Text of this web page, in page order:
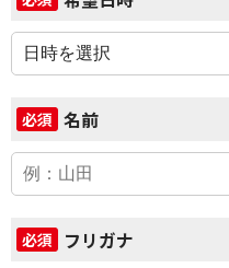
必須 名前
必須 フリガナ